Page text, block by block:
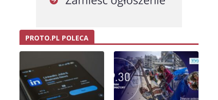
PROTO.PL POLECA